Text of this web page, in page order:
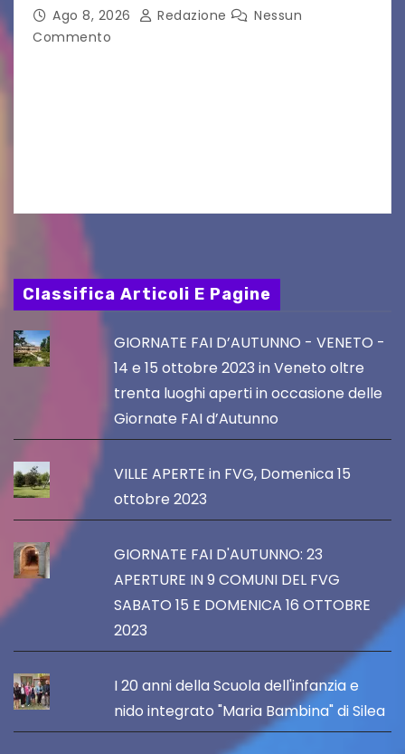
Ago 8, 2026 Redazione
Nessun
Commento
Classifica Articoli E Pagine
GIORNATE FAI D’AUTUNNO - VENETO -
14 e 15 ottobre 2023 in Veneto oltre
trenta luoghi aperti in occasione delle
Giornate FAI d’Autunno
VILLE APERTE in FVG, Domenica 15
ottobre 2023
GIORNATE FAI D'AUTUNNO: 23
APERTURE IN 9 COMUNI DEL FVG
SABATO 15 E DOMENICA 16 OTTOBRE
2023
I 20 anni della Scuola dell'infanzia e
nido integrato "Maria Bambina" di Silea